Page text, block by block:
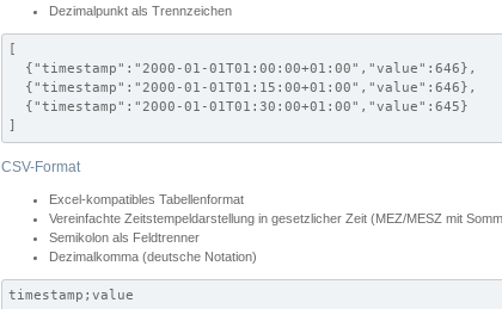
Dezimalpunkt als Trennzeichen
[
  {"timestamp":"2000-01-01T01:00:00+01:00","value":646},
  {"timestamp":"2000-01-01T01:15:00+01:00","value":646},
  {"timestamp":"2000-01-01T01:30:00+01:00","value":645}
]
CSV-Format
Excel-kompatibles Tabellenformat
Vereinfachte Zeitstempeldarstellung in gesetzlicher Zeit (MEZ/MESZ mit
Semikolon als Feldtrenner
Dezimalkomma (deutsche Notation)
timestamp;value